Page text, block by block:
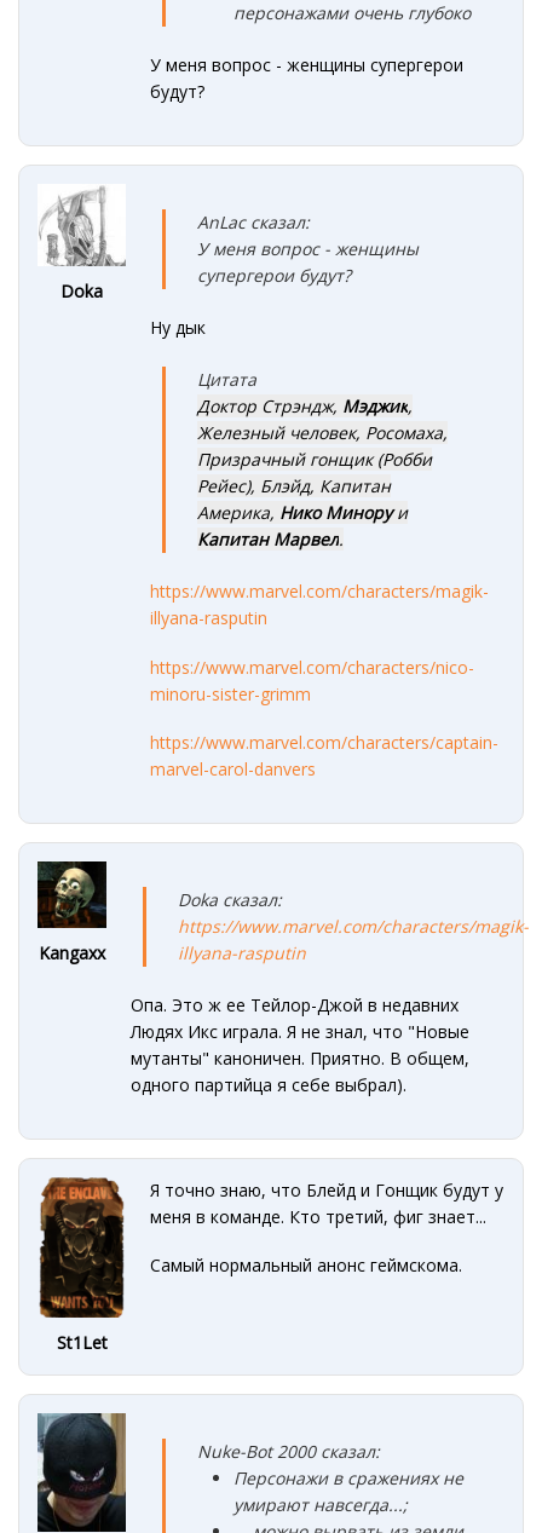
персонажами очень глубоко
У меня вопрос - женщины супергерои
будут?
Doka
AnLac сказал:
У меня вопрос - женщины
супергерои будут?
Ну дык
Цитата
Доктор Стрэндж, Мэджик,
Железный человек, Росомаха,
Призрачный гонщик (Робби
Рейес), Блэйд, Капитан
Америка, Нико Миноруи
Капитан Марвел.
https://www.marvel.com/characters/magik-
illyana-rasputin
https://www.marvel.com/characters/nico-
minoru-sister-grimm
https://www.marvel.com/characters/captain-
marvel-carol-danvers
Kangaxx
Doka сказал:
https://www.marvel.com/characters/magik-
illyana-rasputin
Опа. Это ж ее Тейлор-Джой в недавних
Людях Икс играла. Я не знал, что "Новые
мутанты" каноничен. Приятно. В общем,
одного партийца я себе выбрал).
St1Let
Я точно знаю, что Блейд и Гонщик будут у
меня в команде. Кто третий, фиг знает...
Самый нормальный анонс геймскома.
Nuke-Bot 2000 сказал:
Персонажи в сражениях не
умирают навсегда...;